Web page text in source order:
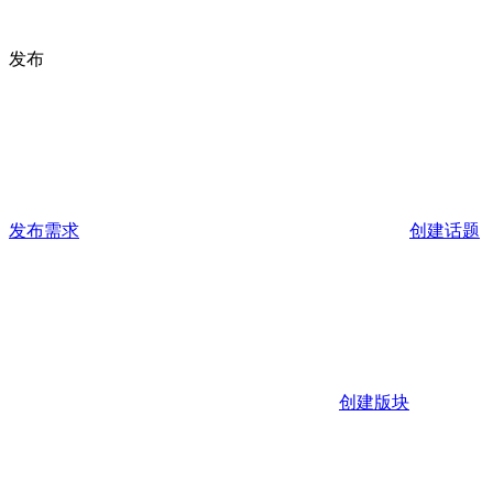
发布
发布需求 创建话题
创建版块